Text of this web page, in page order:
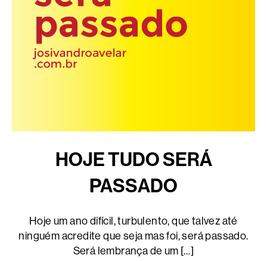
HOJE TUDO SERÁ
PASSADO
Hoje um ano difícil, turbulento, que talvez até
ninguém acredite que seja mas foi, será passado.
Será lembrança de um […]